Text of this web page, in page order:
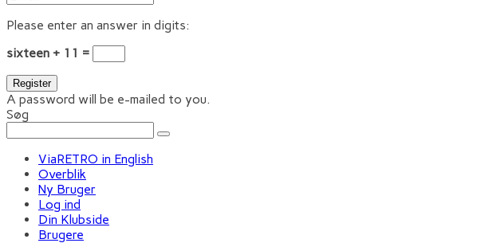
Please enter an answer in digits:
sixteen + 11 =
A password will be e-mailed to you.
Søg
ViaRETRO in English
Overblik
Ny Bruger
Log ind
Din Klubside
Brugere